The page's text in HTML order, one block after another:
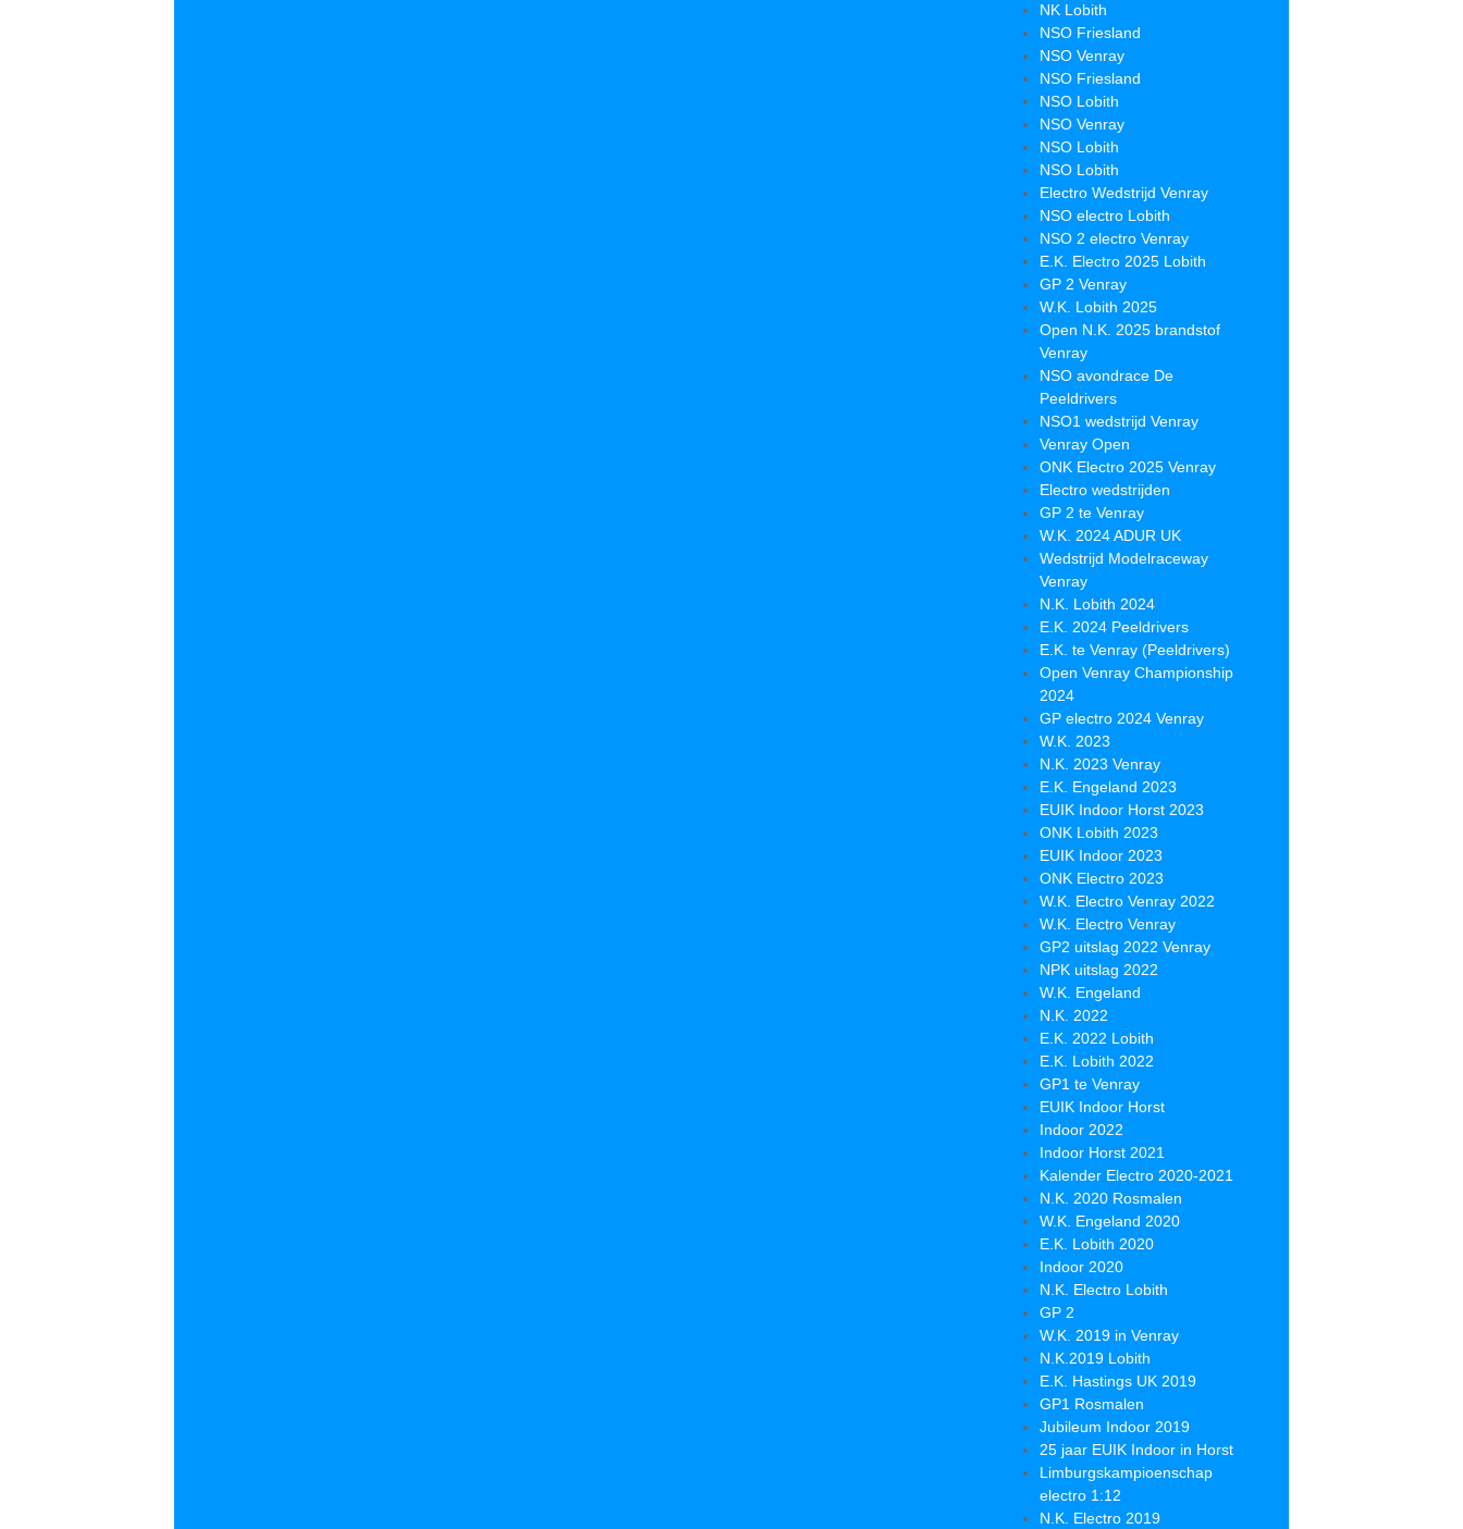
NK Lobith
NSO Friesland
NSO Venray
NSO Friesland
NSO Lobith
NSO Venray
NSO Lobith
NSO Lobith
Electro Wedstrijd Venray
NSO electro Lobith
NSO 2 electro Venray
E.K. Electro 2025 Lobith
GP 2 Venray
W.K. Lobith 2025
Open N.K. 2025 brandstof
Venray
NSO avondrace De
Peeldrivers
NSO1 wedstrijd Venray
Venray Open
ONK Electro 2025 Venray
Electro wedstrijden
GP 2 te Venray
W.K. 2024 ADUR UK
Wedstrijd Modelraceway
Venray
N.K. Lobith 2024
E.K. 2024 Peeldrivers
E.K. te Venray (Peeldrivers)
Open Venray Championship
2024
GP electro 2024 Venray
W.K. 2023
N.K. 2023 Venray
E.K. Engeland 2023
EUIK Indoor Horst 2023
ONK Lobith 2023
EUIK Indoor 2023
ONK Electro 2023
W.K. Electro Venray 2022
W.K. Electro Venray
GP2 uitslag 2022 Venray
NPK uitslag 2022
W.K. Engeland
N.K. 2022
E.K. 2022 Lobith
E.K. Lobith 2022
GP1 te Venray
EUIK Indoor Horst
Indoor 2022
Indoor Horst 2021
Kalender Electro 2020-2021
N.K. 2020 Rosmalen
W.K. Engeland 2020
E.K. Lobith 2020
Indoor 2020
N.K. Electro Lobith
GP 2
W.K. 2019 in Venray
N.K.2019 Lobith
E.K. Hastings UK 2019
GP1 Rosmalen
Jubileum Indoor 2019
25 jaar EUIK Indoor in Horst
Limburgskampioenschap
electro 1:12
N.K. Electro 2019